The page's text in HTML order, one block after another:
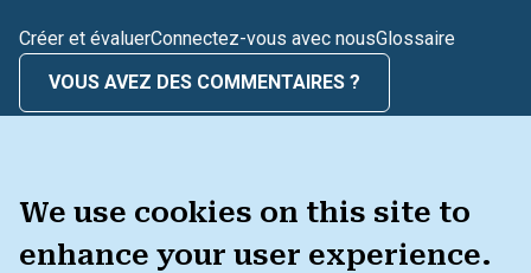
We use cookies on this site to
enhance your user experience.
Créer et évaluerConnectez-vous avec nousGlossaire
VOUS AVEZ DES COMMENTAIRES ?